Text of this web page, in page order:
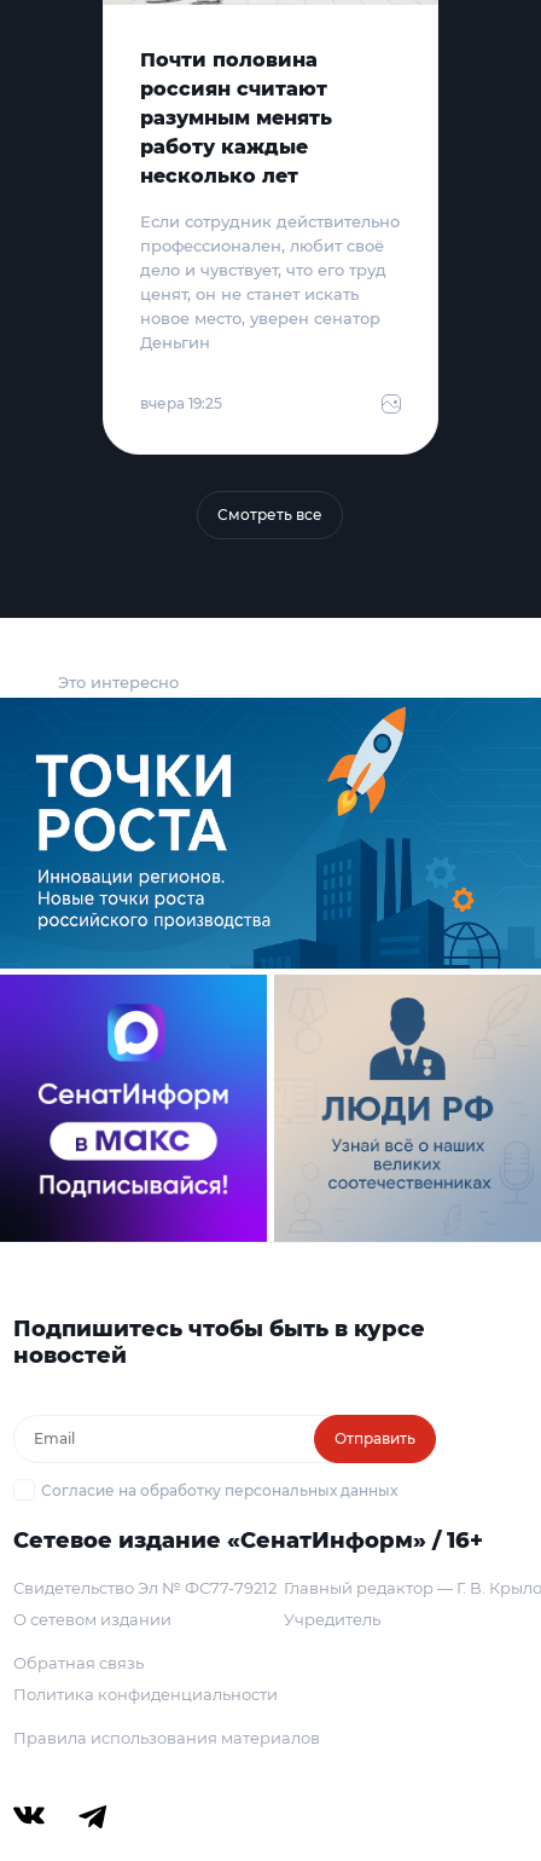
Это интересно
Почти половина
россиян считают
разумным менять
работу каждые
несколько лет
Если сотрудник действительно
профессионален, любит своё
дело и чувствует, что его труд
ценят, он не станет искать
новое место, уверен сенатор
Деньгин
вчера 19:25
Смотреть все
Подпишитесь чтобы быть в курсе
новостей
Отправить
Согласие на обработку персональных данных
Сетевое издание «СенатИнформ» / 16+
Свидетельство Эл № ФС77-79212
О сетевом издании
Главный редактор — Г. В.
Учредитель
Обратная связь
Политика конфиденциальности
Правила использования материалов